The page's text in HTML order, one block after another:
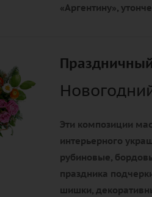
«Аргентину»,
Праздничный
Эти композиции
интерьерного
рубиновые,
праздника
шишки,